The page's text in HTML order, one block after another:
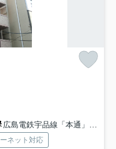
広島電鉄宇品線「本通」駅 徒歩3分
ネット対応